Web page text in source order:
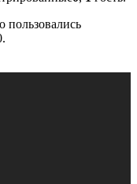
пользовались